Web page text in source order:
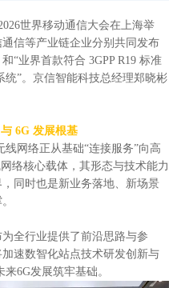
世界移动通信大会在上海举
信等产业链企业分别共同发布
“业界首款符合 3GPP R19 标准
”。京信智能科技总经理郑晓彬
6G 发展根基
网络正从基础“连接服务”向高
络核心载体，其形态与技术能力
同时也是新业务落地、新场景
全行业提供了前沿思路与参
速数智化站点技术研发创新与
6G发展筑牢基础。